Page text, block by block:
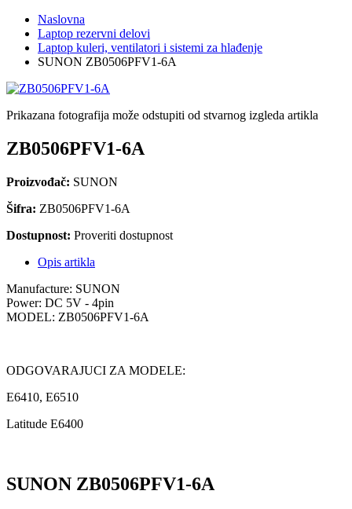
Naslovna
Laptop rezervni delovi
Laptop kuleri, ventilatori i sistemi za hlađenje
SUNON ZB0506PFV1-6A
Prikazana fotografija može odstupiti od stvarnog izgleda artikla
ZB0506PFV1-6A
Proizvođač: SUNON
Šifra: ZB0506PFV1-6A
Dostupnost: Proveriti dostupnost
Opis artikla
Manufacture: SUNON
Power: DC 5V - 4pin
MODEL: ZB0506PFV1-6A
ODGOVARAJUCI ZA MODELE:
E6410, E6510
Latitude E6400
SUNON ZB0506PFV1-6A